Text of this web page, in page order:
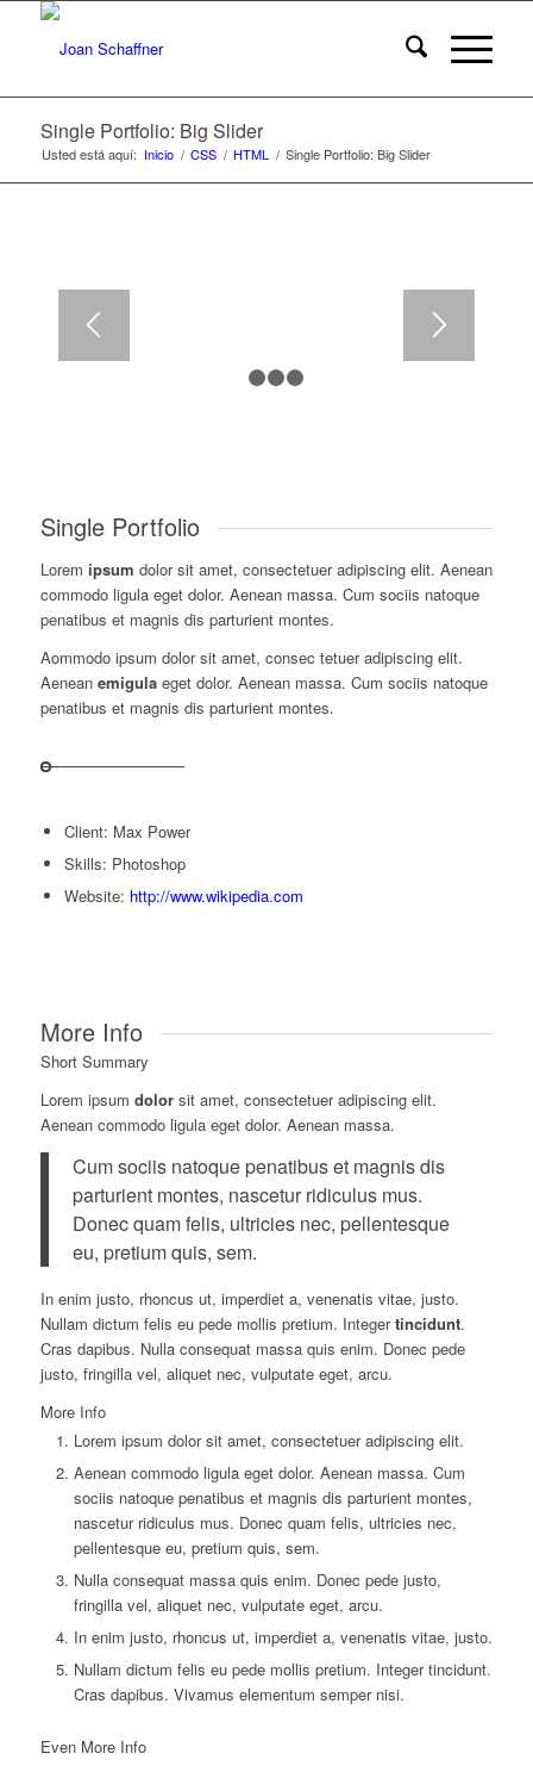
Single Portfolio: Big Slider
Usted está aquí: Inicio / CSS / HTML / Single Portfolio: Big Slider
DOLOR
Lorem ipsum dolor sit amet, consectetuer
adipiscing elit. Aenean commodo ligula eget dolor.
Single Portfolio
Lorem ipsum dolor sit amet, consectetuer adipiscing elit. Aenean
commodo ligula eget dolor. Aenean massa. Cum sociis natoque
penatibus et magnis dis parturient montes.
Aommodo ipsum dolor sit amet, consec tetuer adipiscing elit.
Aenean emigulaeget dolor. Aenean massa. Cum sociis natoque
penatibus et magnis dis parturient montes.
Client: Max Power
Skills: Photoshop
Website: http://www.wikipedia.com
More Info
Short Summary
Lorem ipsum dolorsit amet, consectetuer adipiscing elit.
Aenean commodo ligula eget dolor. Aenean massa.
Cum sociis natoque penatibus et magnis dis
parturient montes, nascetur ridiculus mus.
Donec quam felis, ultricies nec, pellentesque
eu, pretium quis, sem.
In enim justo, rhoncus ut, imperdiet a, venenatis vitae, justo.
Nullam dictum felis eu pede mollis pretium. Integertincidunt.
Cras dapibus. Nulla consequat massa quis enim. Donec pede
justo, fringilla vel, aliquet nec, vulputate eget, arcu.
More Info
Lorem ipsum dolor sit amet, consectetuer adipiscing elit.
Aenean commodo ligula eget dolor. Aenean massa. Cum
sociis natoque penatibus et magnis dis parturient montes,
nascetur ridiculus mus. Donec quam felis, ultricies nec,
pellentesque eu, pretium quis, sem.
Nulla consequat massa quis enim. Donec pede justo,
fringilla vel, aliquet nec, vulputate eget, arcu.
In enim justo, rhoncus ut, imperdiet a, venenatis vitae, justo.
Nullam dictum felis eu pede mollis pretium. Integer tincidunt.
Cras dapibus. Vivamus elementum semper nisi.
Even More Info